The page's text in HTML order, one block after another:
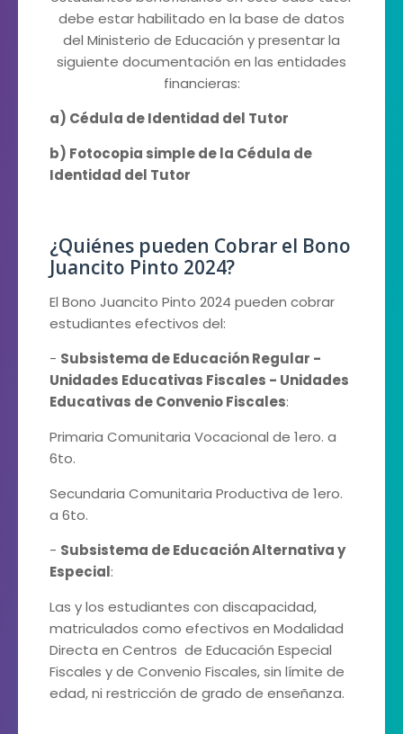
debe estar habilitado en la base de datos
del Ministerio de Educación y presentar la
siguiente documentación en las entidades
financieras:
a) Cédula de Identidad del Tutor
b) Fotocopia simple de la Cédula de
Identidad del Tutor
¿Quiénes pueden Cobrar el Bono
Juancito Pinto 2024?
El Bono Juancito Pinto 2024 pueden cobrar
estudiantes efectivos del:
- Subsistema de Educación Regular -
Unidades Educativas Fiscales - Unidades
Educativas de Convenio Fiscales:
Primaria Comunitaria Vocacional de 1ero. a
6to.
Secundaria Comunitaria Productiva de 1ero.
a 6to.
- Subsistema de Educación Alternativa y
Especial:
Las y los estudiantes con discapacidad,
matriculados como efectivos en Modalidad
Directa en Centros de Educación Especial
Fiscales y de Convenio Fiscales, sin límite de
edad, ni restricción de grado de enseñanza.